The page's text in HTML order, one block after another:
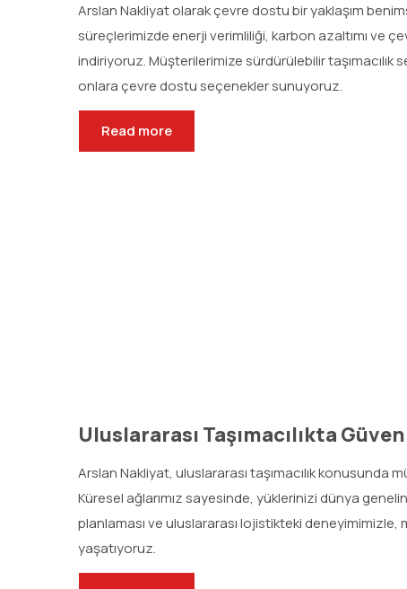
Arslan Nakliyat olarak çevre dostu bir yaklaşım
süreçlerimizde enerji verimliliği, karbon azaltımı ve
indiriyoruz. Müşterilerimize sürdürülebilir
onlara çevre dostu seçenekler sunuyoruz.
Read more
Uluslararası Taşımacılıkta Güven
Arslan Nakliyat, uluslararası taşımacılık konusunda
Küresel ağlarımız sayesinde, yüklerinizi dünya
planlaması ve uluslararası lojistikteki
yaşatıyoruz.